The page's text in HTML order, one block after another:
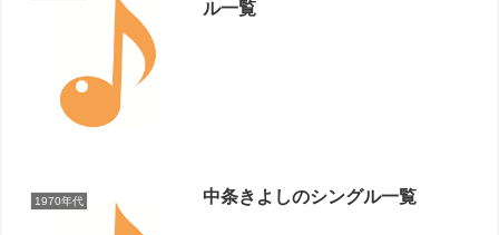
ル一覧
1970年代 中条きよしのシングル一覧